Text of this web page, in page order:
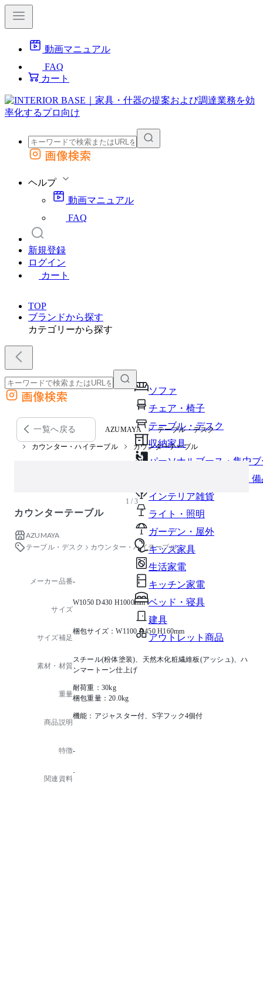
動画マニュアル
FAQ
カート
外部サイトの商品をカートに追加
画像検索
ヘルプ
動画マニュアル
FAQ
新規登録
ログイン
カート
TOP
ブランドから探す
カテゴリーから探す
ソファ
チェア・椅子
テーブル・デスク
収納家具
パーソナルブース・集中
オフィスアクセサリー・
インテリア雑貨
ライト・照明
ガーデン・屋外
キッズ家具
生活家電
キッチン家電
ベッド・寝具
建具
アウトレット商品
外部サイトの商品をカートに追加
他のサイトで見つけた商品ページのURLを貼り付けて、カートに追加できます
画像検索
一覧へ戻る AZUMAYA テーブル・デスク
カウンター・ハイテーブル カウンターテーブル
1 / 3
カウンターテーブル
AZUMAYA
テーブル・デスク
カウンター・ハイテーブル
メーカー品番-
サイズ
W1050 D430 H1000mm
サイズ補足
梱包サイズ：W1100 D450 H160mm
素材・材質
スチール(粉体塗装)、天然木化粧繊維板(アッシュ)、ハ
ンマートーン仕上げ
重量
耐荷重：30kg
梱包重量：20.0kg
商品説明
機能：アジャスター付、S字フック4個付
特徴-
関連資料
-